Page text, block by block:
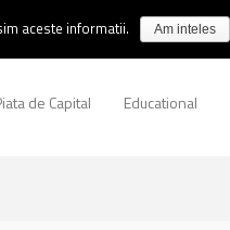
de Capital Educational
aceste informatii. Am inteles